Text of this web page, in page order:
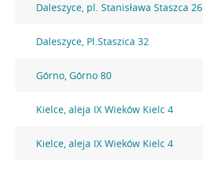
Daleszyce, pl. Stanisława Staszca 26
Daleszyce, Pl.Staszica 32
Górno, Górno 80
Kielce, aleja IX Wieków Kielc 4
Kielce, aleja IX Wieków Kielc 4